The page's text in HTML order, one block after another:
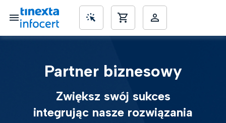
Partner biznesowy
Zwiększ swój sukces
integrując nasze rozwiązania